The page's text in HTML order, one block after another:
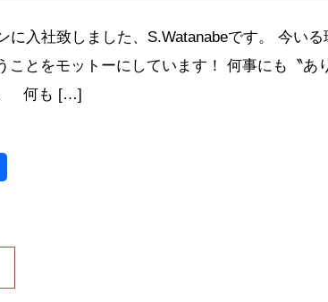
に入社致しました、S.Watanabeです。 今い
ことをモットーにしています！ 何事にも〝あ
何も […]